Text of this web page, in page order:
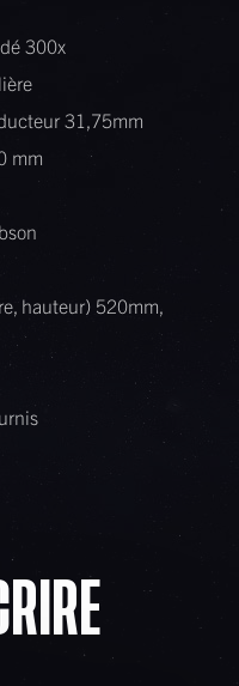
300x
31,75mm
mm
hauteur) 520mm,